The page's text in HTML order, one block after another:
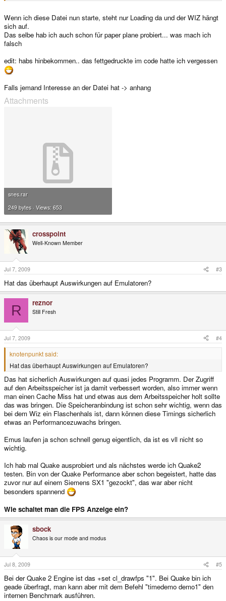
Wenn ich diese Datei nun starte, steht nur Loading da und der WIZ hängt
sich auf.
Das selbe hab ich auch schon für paper plane probiert... was mach ich
falsch
edit: habs hinbekommen.. das fettgedruckte im code hatte ich vergessen
Falls jemand Interesse an der Datei hat -> anhang
Attachments
snes.rar
249 bytes · Views: 653
crosspoint
Well-Known Member
Jul 7, 2009 #3
Hat das überhaupt Auswirkungen auf Emulatoren?
R reznor
Still Fresh
Jul 7, 2009 #4
knotenpunkt said:
Hat das überhaupt Auswirkungen auf Emulatoren?
Das hat sicherlich Auswirkungen auf quasi jedes Programm. Der Zugriff
auf den Arbeitsspeicher ist ja damit verbessert worden, also immer wenn
man einen Cache Miss hat und etwas aus dem Arbeitsspeicher holt sollte
das was bringen. Die Speicheranbindung ist schon sehr wichtig, wenn das
bei dem Wiz ein Flaschenhals ist, dann können diese Timings sicherlich
etwas an Performancezuwachs bringen.
Emus laufen ja schon schnell genug eigentlich, da ist es vll nicht so
wichtig.
Ich hab mal Quake ausprobiert und als nächstes werde ich Quake2
testen. Bin von der Quake Performance aber schon begeistert, hatte das
zuvor nur auf einem Siemens SX1 "gezockt", das war aber nicht
besonders spannend
Wie schaltet man die FPS Anzeige ein?
sbock
Chaos is our mode and modus
Jul 8, 2009 #5
Bei der Quake 2 Engine ist das +set cl_drawfps "1". Bei Quake bin ich
geade überfragt, man kann aber mit dem Befehl "timedemo demo1" den
internen Benchmark ausführen.